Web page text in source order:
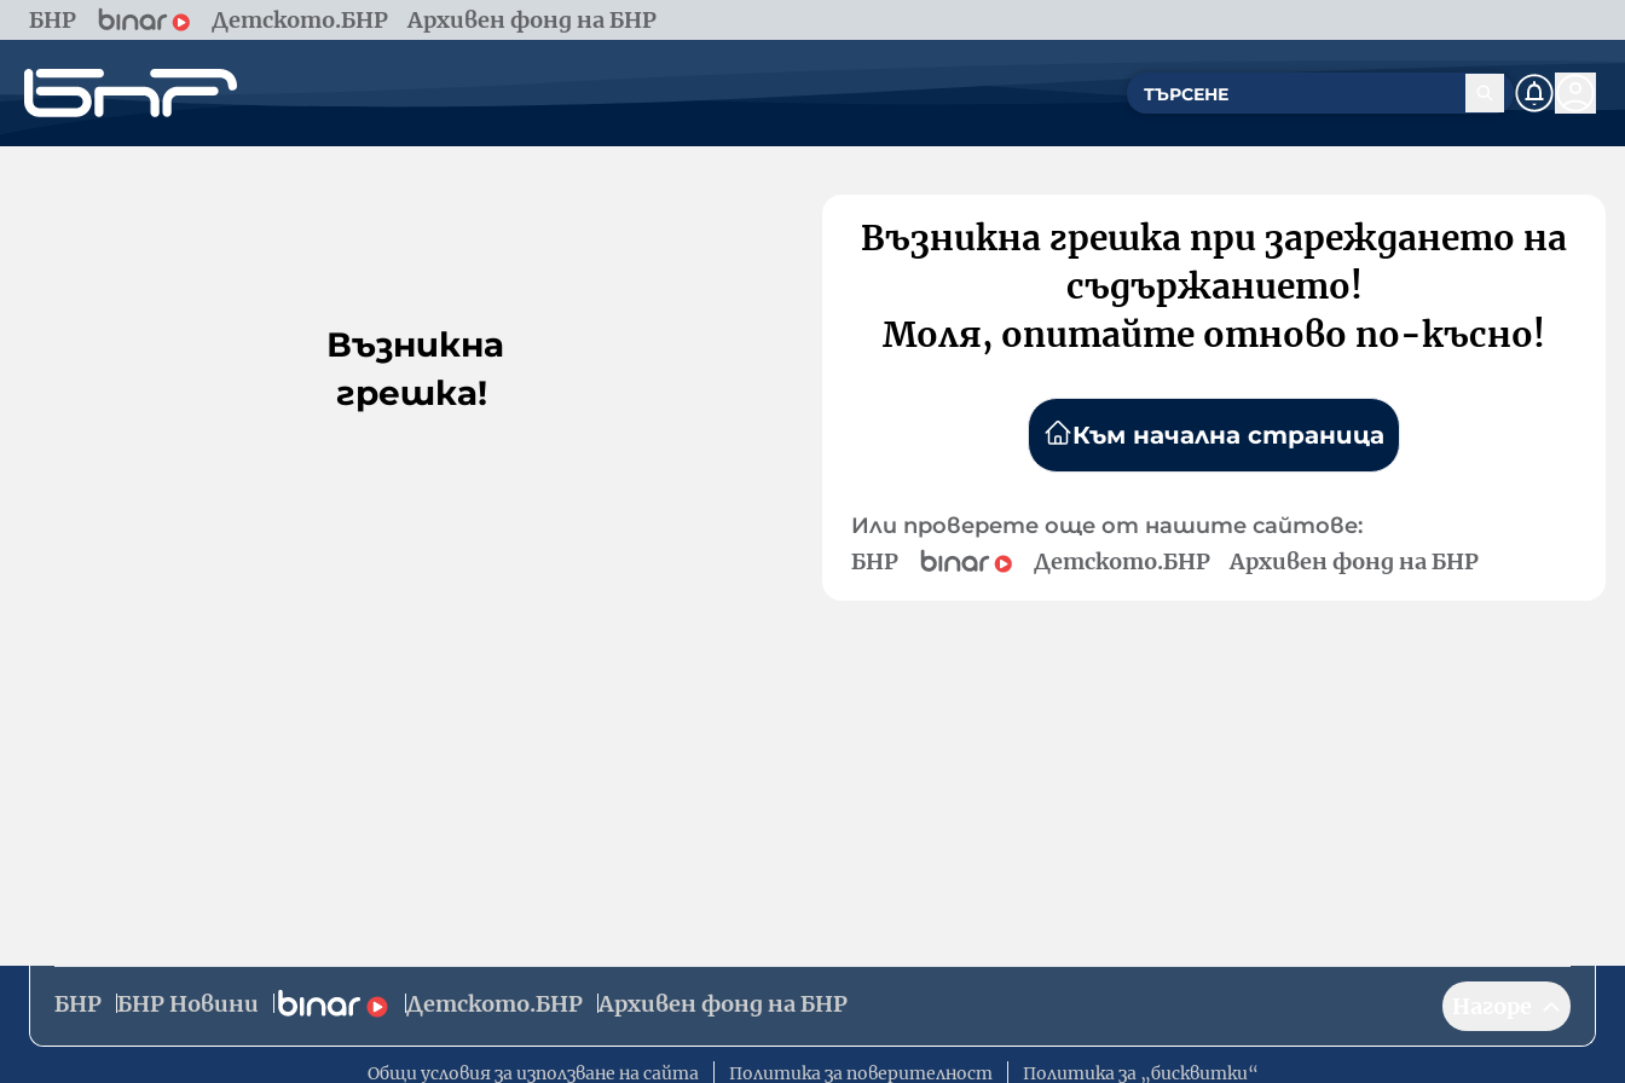
БНР Детското.БНР Архивен фонд на БНР
Възникна
грешка!
Възникна грешка при зареждането на
съдържанието!
Моля, опитайте отново по-късно!
Към начална страница
Или проверете още от нашите сайтове:
БНР Детското.БНР Архивен фонд на БНР
БНР БНР Новини Детското.БНР Архивен фонд на БНР
Общи условия за използване на сайта Политика за поверителност Политика за „бисквитки“